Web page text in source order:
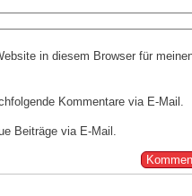
in diesem Browser für
Kommentare via E-Mail.
Beiträge via E-Mail.